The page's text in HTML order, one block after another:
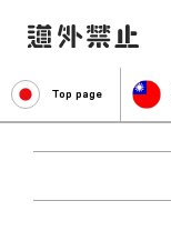
Top page